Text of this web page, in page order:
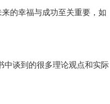
的幸福与成功至关重要，如
谈到的很多理论观点和实际